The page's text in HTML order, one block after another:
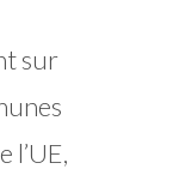
sur
l’UE,